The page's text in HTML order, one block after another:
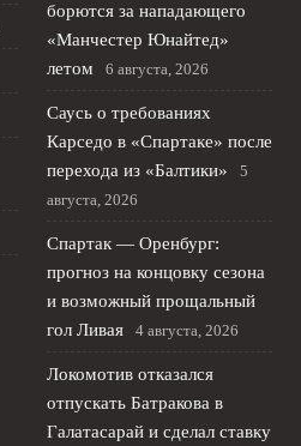
борются за нападающего
«Манчестер Юнайтед»
летом
6 августа, 2026
Саусь о требованиях
Карседо в «Спартаке» после
перехода из «Балтики»
5
августа, 2026
Спартак — Оренбург:
прогноз на концовку сезона
и возможный прощальный
гол Ливая
4 августа, 2026
Локомотив отказался
отпускать Батракова в
Галатасарай и сделал ставку